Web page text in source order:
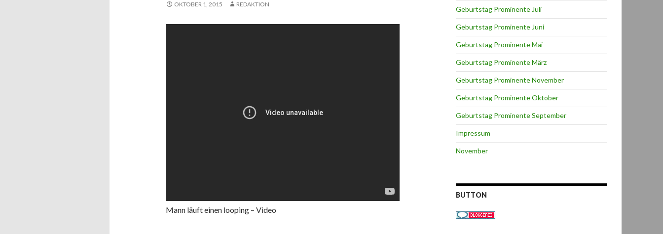
OKTOBER 1, 2015 REDAKTION
Mann läuft einen looping – Video
Geburtstag Prominente Juli
Geburtstag Prominente Juni
Geburtstag Prominente Mai
Geburtstag Prominente März
Geburtstag Prominente November
Geburtstag Prominente Oktober
Geburtstag Prominente September
Impressum
November
BUTTON